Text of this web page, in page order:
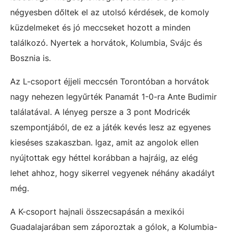
négyesben dőltek el az utolsó kérdések, de komoly
küzdelmeket és jó meccseket hozott a minden
találkozó. Nyertek a horvátok, Kolumbia, Svájc és
Bosznia is.
Az L-csoport éjjeli meccsén Torontóban a horvátok
nagy nehezen legyűrték Panamát 1-0-ra Ante Budimir
találatával. A lényeg persze a 3 pont Modricék
szempontjából, de ez a játék kevés lesz az egyenes
kieséses szakaszban. Igaz, amit az angolok ellen
nyújtottak egy héttel korábban a hajráig, az elég
lehet ahhoz, hogy sikerrel vegyenek néhány akadályt
még.
A K-csoport hajnali összecsapásán a mexikói
Guadalajarában sem záporoztak a gólok, a Kolumbia-